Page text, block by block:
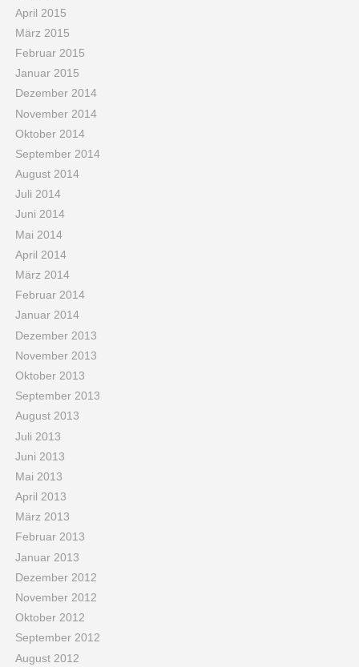
April 2015
März 2015
Februar 2015
Januar 2015
Dezember 2014
November 2014
Oktober 2014
September 2014
August 2014
Juli 2014
Juni 2014
Mai 2014
April 2014
März 2014
Februar 2014
Januar 2014
Dezember 2013
November 2013
Oktober 2013
September 2013
August 2013
Juli 2013
Juni 2013
Mai 2013
April 2013
März 2013
Februar 2013
Januar 2013
Dezember 2012
November 2012
Oktober 2012
September 2012
August 2012